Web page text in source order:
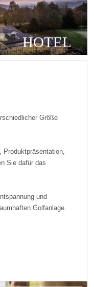
HOTEL
Größe
Sie dafür das
und
Golfanlage.